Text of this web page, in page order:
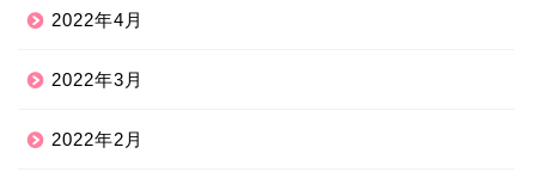
2022年4月
2022年3月
2022年2月